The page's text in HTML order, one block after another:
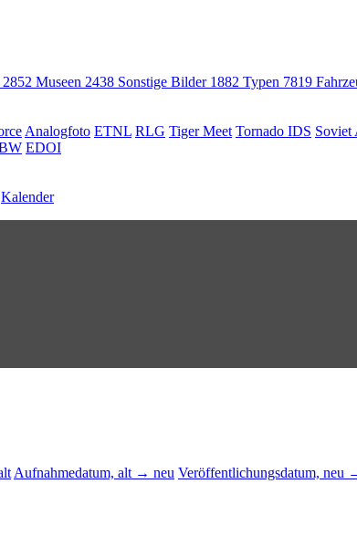
2852 Museen 2438 Sonstige Bilder 1882 Typen 7819
Analogfoto ETNL RLG Tiger Meet Tornado IDS Soviet
EDOI
Kalender
Aufnahmedatum, alt → neu Veröffentlichungsdatum, neu